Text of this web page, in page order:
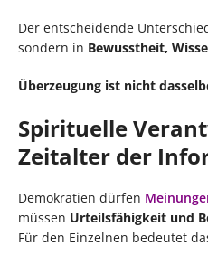
Der entscheidende
sondern in Bewusstheit,
Überzeugung ist nicht
Spirituelle
Zeitalter der
Demokratien dürfen
müssen Urteilsfähigkeit und
Für den Einzelnen bedeutet